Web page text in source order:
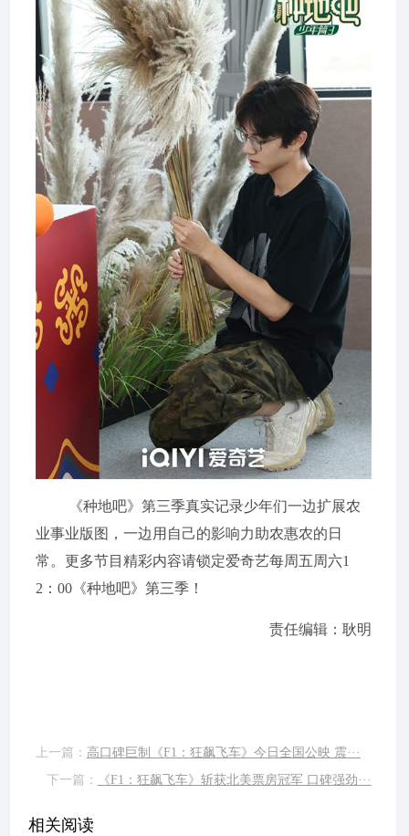
《种地吧》第三季真实记录少年们一边扩展农
业事业版图，一边用自己的影响力助农惠农的日
常。更多节目精彩内容请锁定爱奇艺每周五周六1
2：00《种地吧》第三季！
责任编辑：耿明
上一篇： 高口碑巨制《F1：狂飙飞车》今日全国公映 震···
下一篇：
《F1：狂飙飞车》斩获北美票房冠军 口碑强劲···
相关阅读